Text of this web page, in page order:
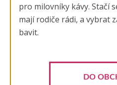
pro milovníky kávy. Stačí
mají rodiče rádi, a vybrat
bavit.
DO